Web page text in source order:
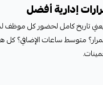
إدارية أفضل
حركة يعني تاريخ كامل لحضور كل
متوسط ساعات الإضافي؟ كل